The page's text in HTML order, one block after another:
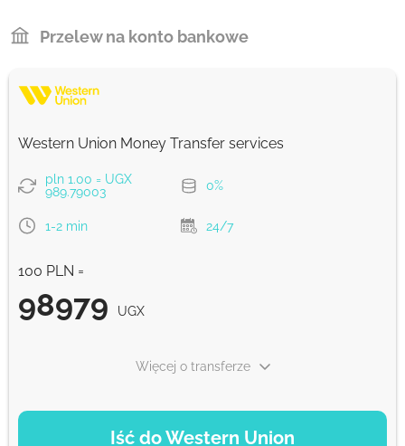
Przelew na konto bankowe
Western Union Money Transfer services
pln 1.00 = UGX
989.79003
0%
1-2 min 24/7
100 PLN =
98979 UGX
Iść do Western Union
Więcej o transferze
OPCJE PŁATNOŚCI